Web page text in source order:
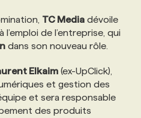
TC Media dévoile
l’emploi de l’entreprise, qui
dans son nouveau rôle.
Elkaim (ex-UpClick),
et gestion des
et sera responsable
des produits